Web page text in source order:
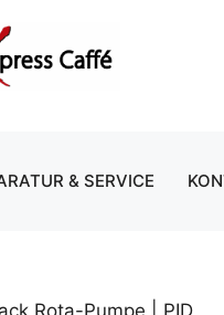
& SERVICE
Rota-Pumpe | PID